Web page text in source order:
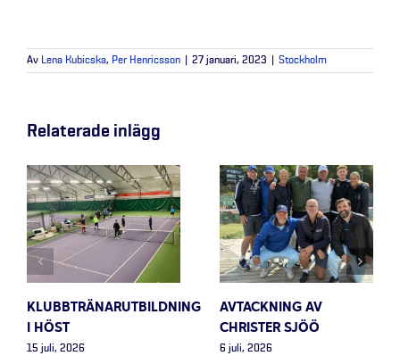
Av Lena Kubicska, Per Henricsson 27 januari, 2023 Stockholm
Relaterade inlägg
KLUBBTRÄNARUTBILDNING
I HÖST
15 juli, 2026
AVTACKNING AV
CHRISTER SJÖÖ
6 juli, 2026